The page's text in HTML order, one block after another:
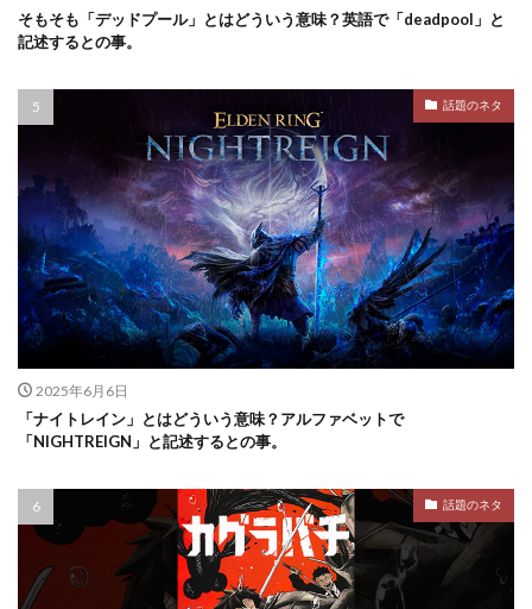
そもそも「デッドプール」とはどういう意味？英語で「deadpool」と
記述するとの事。
話題のネタ
2025年6月6日
「ナイトレイン」とはどういう意味？アルファベットで
「NIGHTREIGN」と記述するとの事。
話題のネタ